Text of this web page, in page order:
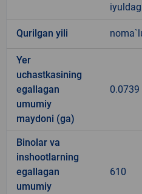
Qurilgan yili
Yer
uchastkasining
egallagan
umumiy
maydoni (ga)
0.0739
Binolar va
inshootlarning
egallagan
umumiy
610